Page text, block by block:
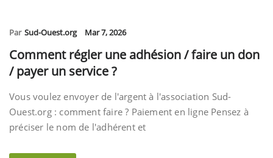
Par Sud-Ouest.org Mar 7, 2026
Comment régler une adhésion / faire un don
/ payer un service ?
Vous voulez envoyer de l'argent à l'association Sud-
Ouest.org : comment faire ? Paiement en ligne Pensez à
préciser le nom de l'adhérent et